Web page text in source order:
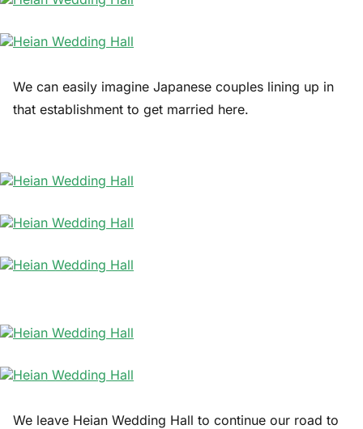
We can easily imagine Japanese couples lining up in
that establishment to get married here.
We leave Heian Wedding Hall to continue our road to